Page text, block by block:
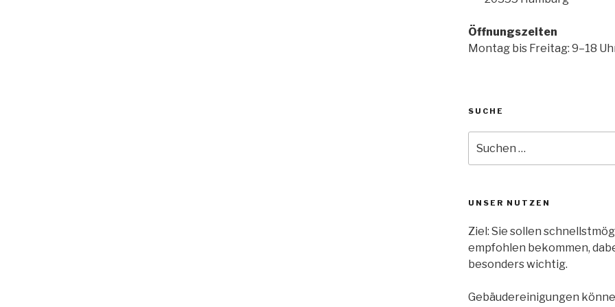
Öffnungszeiten
Montag bis Freitag: 9–18
SUCHE
UNSER NUTZEN
Ziel: Sie sollen
empfohlen bekommen,
besonders wichtig.
Gebäudereinigungen